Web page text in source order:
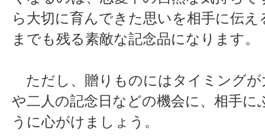
ら大切に育んできた思いを相手に伝
までも残る素敵な記念品になります。
ただし、贈りものにはタイミングが
や二人の記念日などの機会に、相手
うに心がけましょう。